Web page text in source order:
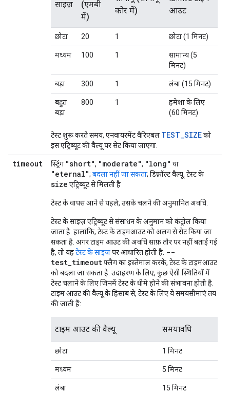
साइज़
(एमबी
में)
कोर में)
आउट
छोटा 20 1 छोटा (1 मिनट)
मध्यम 100 1
सामान्य (5
मिनट)
बड़ा 300 1 लंबा (15 मिनट)
बहुत
बड़ा
800 1
हमेशा के लिए
(60 मिनट)
टेस्ट शुरू करते समय, एनवायरमेंट वैरिएबल TEST_SIZEको
इस एट्रिब्यूट की वैल्यू पर सेट किया जाएगा.
timeout स्ट्रिंग "short", "moderate", "long" या
"eternal"; बदला नहीं जा सकता; डिफ़ॉल्ट वैल्यू, टेस्ट के
size एट्रिब्यूट से मिलती है
टेस्ट के वापस आने से पहले, उसके चलने की अनुमानित अवधि.
टेस्ट के साइज़ एट्रिब्यूट से संसाधन के अनुमान को कंट्रोल किया
जाता है. हालांकि, टेस्ट के टाइमआउट को अलग से सेट किया जा
सकता है. अगर टाइम आउट की अवधि साफ़ तौर पर नहीं बताई गई
है, तो यहटेस्ट के साइज़पर आधारित होती है. --
test_timeoutफ़्लैग का इस्तेमाल करके, टेस्ट के टाइमआउट
को बदला जा सकता है. उदाहरण के लिए, कुछ ऐसी स्थितियों में
टेस्ट चलाने के लिए जिनमें टेस्ट के धीमे होने की संभावना होती है.
टाइम आउट की वैल्यू के हिसाब से, टेस्ट के लिए ये समयसीमाएं तय
की जाती हैं:
टाइम आउट की वैल्यू समयावधि
छोटा 1 मिनट
मध्यम 5 मिनट
लंबा 15 मिनट